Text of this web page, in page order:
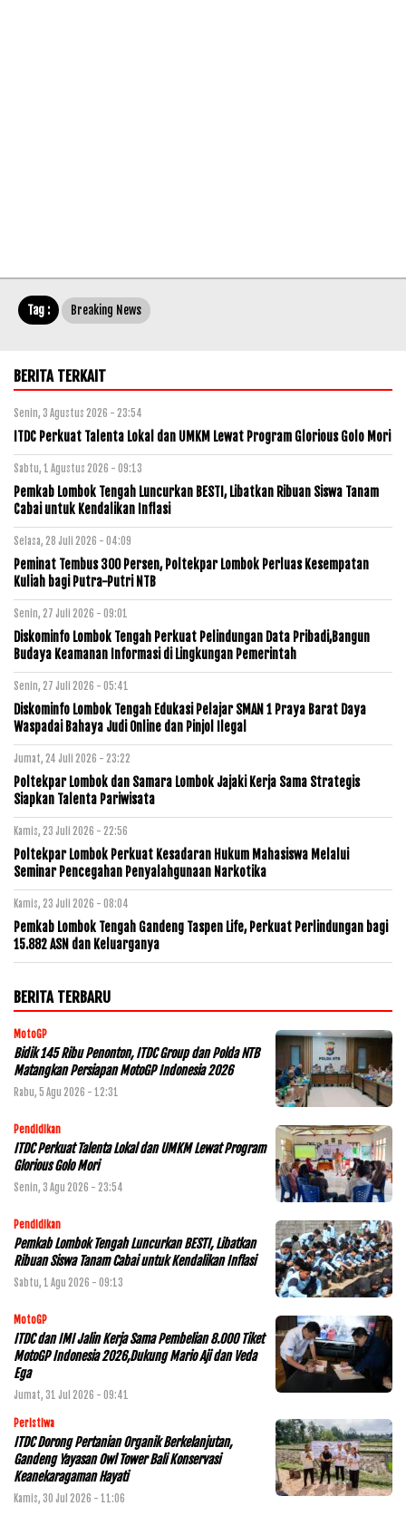
Tag : Breaking News
BERITA TERKAIT
Senin, 3 Agustus 2026 - 23:54
ITDC Perkuat Talenta Lokal dan UMKM Lewat Program Glorious Golo Mori
Sabtu, 1 Agustus 2026 - 09:13
Pemkab Lombok Tengah Luncurkan BESTI, Libatkan Ribuan Siswa Tanam
Cabai untuk Kendalikan Inflasi
Selasa, 28 Juli 2026 - 04:09
Peminat Tembus 300 Persen, Poltekpar Lombok Perluas Kesempatan
Kuliah bagi Putra-Putri NTB
Senin, 27 Juli 2026 - 09:01
Diskominfo Lombok Tengah Perkuat Pelindungan Data Pribadi,Bangun
Budaya Keamanan Informasi di Lingkungan Pemerintah
Senin, 27 Juli 2026 - 05:41
Diskominfo Lombok Tengah Edukasi Pelajar SMAN 1 Praya Barat Daya
Waspadai Bahaya Judi Online dan Pinjol Ilegal
Jumat, 24 Juli 2026 - 23:22
Poltekpar Lombok dan Samara Lombok Jajaki Kerja Sama Strategis
Siapkan Talenta Pariwisata
Kamis, 23 Juli 2026 - 22:56
Poltekpar Lombok Perkuat Kesadaran Hukum Mahasiswa Melalui
Seminar Pencegahan Penyalahgunaan Narkotika
Kamis, 23 Juli 2026 - 08:04
Pemkab Lombok Tengah Gandeng Taspen Life, Perkuat Perlindungan bagi
15.882 ASN dan Keluarganya
BERITA TERBARU
MotoGP
Bidik 145 Ribu Penonton, ITDC Group dan Polda NTB
Matangkan Persiapan MotoGP Indonesia 2026
Rabu, 5 Agu 2026 - 12:31
Pendidikan
ITDC Perkuat Talenta Lokal dan UMKM Lewat Program
Glorious Golo Mori
Senin, 3 Agu 2026 - 23:54
Pendidikan
Pemkab Lombok Tengah Luncurkan BESTI, Libatkan
Ribuan Siswa Tanam Cabai untuk Kendalikan Inflasi
Sabtu, 1 Agu 2026 - 09:13
MotoGP
ITDC dan IMI Jalin Kerja Sama Pembelian 8.000 Tiket
MotoGP Indonesia 2026,Dukung Mario Aji dan Veda
Ega
Jumat, 31 Jul 2026 - 09:41
Peristiwa
ITDC Dorong Pertanian Organik Berkelanjutan,
Gandeng Yayasan Owl Tower Bali Konservasi
Keanekaragaman Hayati
Kamis, 30 Jul 2026 - 11:06